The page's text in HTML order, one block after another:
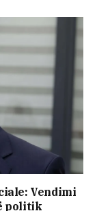
Vendimi
politik